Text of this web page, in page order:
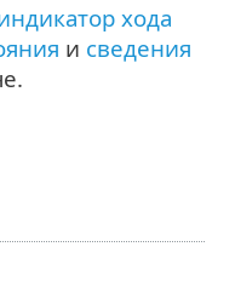
хода
и сведения